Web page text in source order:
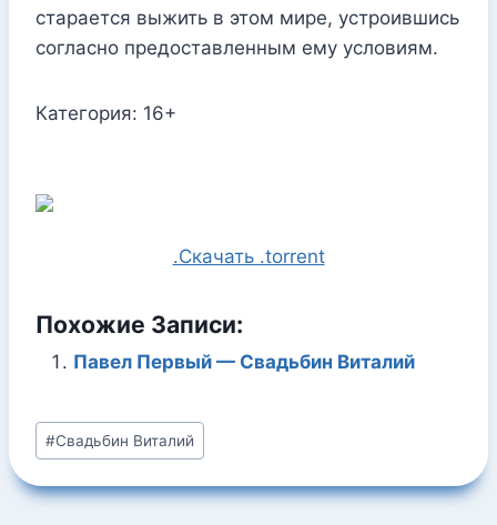
старается выжить в этом мире, устроившись
согласно предоставленным ему условиям.
Категория: 16+
.Скачать .torrent
Похожие Записи:
Павел Первый — Свадьбин Виталий
Метки
записи:
#Свадьбин Виталий